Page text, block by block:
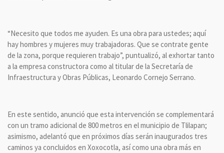
“Necesito que todos me ayuden. Es una obra para ustedes; aquí
hay hombres y mujeres muy trabajadoras. Que se contrate gente
de la zona, porque requieren trabajo”, puntualizó, al exhortar tanto
a la empresa constructora como al titular de la Secretaría de
Infraestructura y Obras Públicas, Leonardo Cornejo Serrano.
En este sentido, anunció que esta intervención se complementará
con un tramo adicional de 800 metros en el municipio de Tlilapan;
asimismo, adelantó que en próximos días serán inaugurados tres
caminos ya concluidos en Xoxocotla, así como una obra más en